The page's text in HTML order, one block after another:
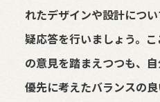
れたデザインや設計につ
疑応答を行いましょう。
の意見を踏まえつつも、
優先に考えたバランスの良